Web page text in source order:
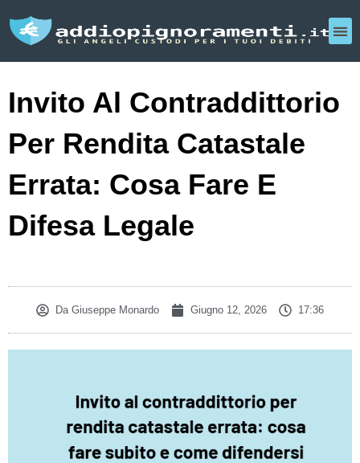
Invito Al Contraddittorio
Per Rendita Catastale
Errata: Cosa Fare E
Difesa Legale
DaGiuseppe Monardo Giugno 12, 2026 17:36